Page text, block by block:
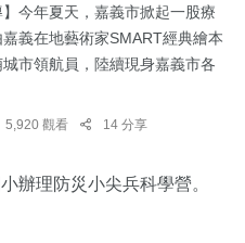
今年夏天，嘉義市掀起一股療
義在地藝術家SMART經典繪本
市領航員，陸續現身嘉義市各
5,920 觀看 14 分享